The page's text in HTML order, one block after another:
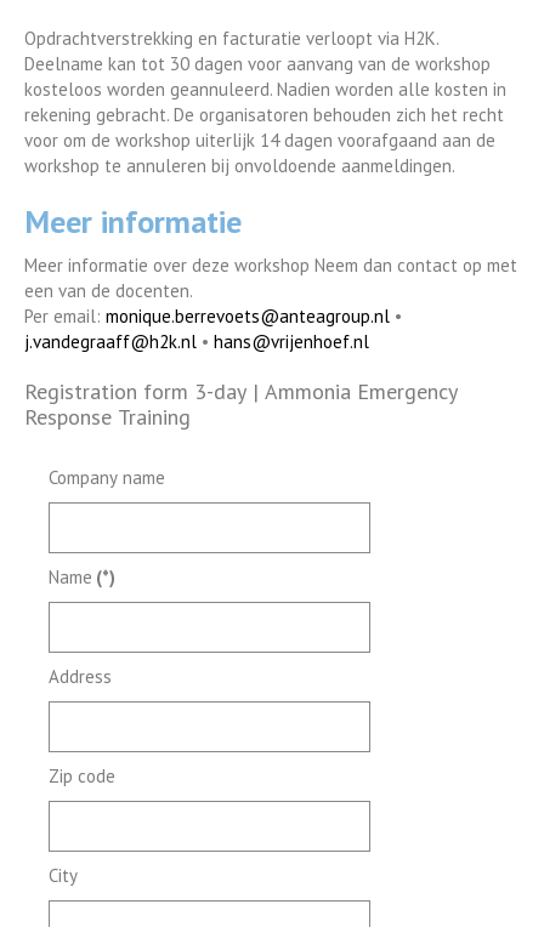
Opdrachtverstrekking en facturatie verloopt via H2K.
Deelname kan tot 30 dagen voor aanvang van de workshop
kosteloos worden geannuleerd. Nadien worden alle kosten in
rekening gebracht. De organisatoren behouden zich het recht
voor om de workshop uiterlijk 14 dagen voorafgaand aan de
workshop te annuleren bij onvoldoende aanmeldingen.
Meer informatie
Meer informatie over deze workshop Neem dan contact op met
een van de docenten.
Per email: monique.berrevoets@anteagroup.nl •
j.vandegraaff@h2k.nl • hans@vrijenhoef.nl
Registration form 3-day | Ammonia Emergency
Response Training
Company name
Name (*)
Address
Zip code
City